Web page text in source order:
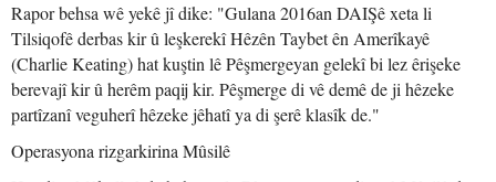
Rapor behsa wê yekê jî dike: "Gulana 2016an DAIŞê xeta li
Tilsiqofê derbas kir û leşkerekî Hêzên Taybet ên Amerîkayê
(Charlie Keating) hat kuştin lê Pêşmergeyan gelekî bi lez êrişeke
berevajî kir û herêm paqij kir. Pêşmerge di vê demê de ji hêzeke
partîzanî veguherî hêzeke jêhatî ya di şerê klasîk de."
Operasyona rizgarkirina Mûsilê